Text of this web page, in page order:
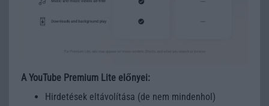
A YouTube Premium Lite előnyei:
Hirdetések eltávolítása (de nem mindenhol)